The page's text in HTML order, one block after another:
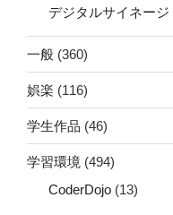
デジタルサイネージ
一般 (360)
娯楽 (116)
学生作品 (46)
学習環境 (494)
CoderDojo (13)